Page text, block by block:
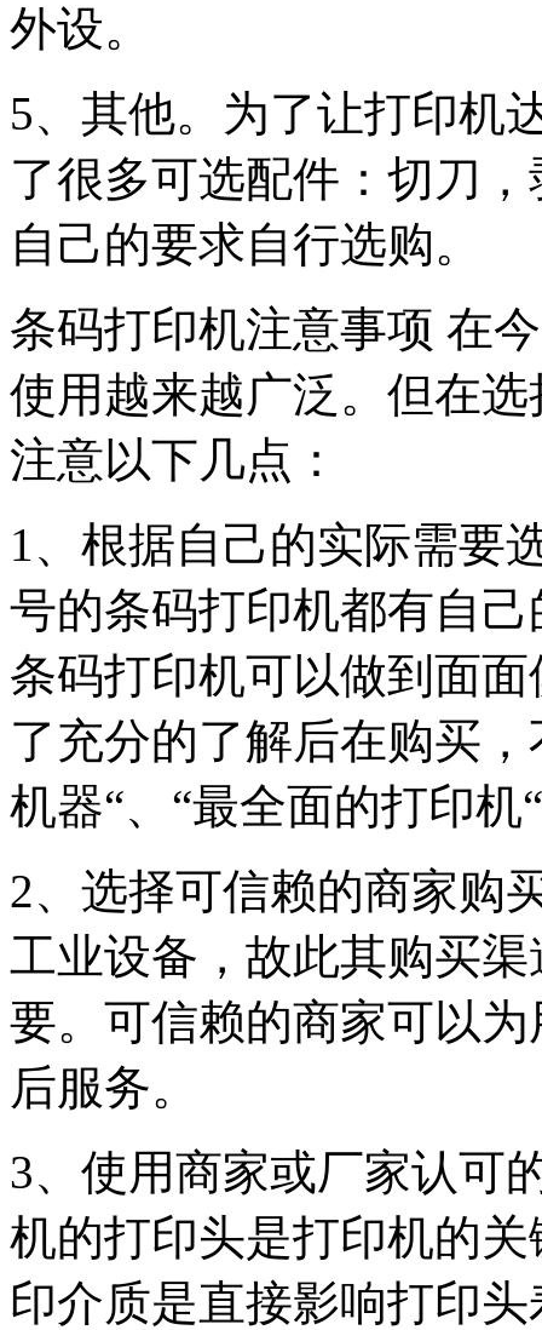
外设。
5、其他。为了让打印机
了很多可选配件：切刀
自己的要求自行选购。
条码打印机注意事项 在
使用越来越广泛。但在
注意以下几点：
1、根据自己的实际需要
号的条码打印机都有自
条码打印机可以做到面
了充分的了解后在购买
机器“、“最全面的打印
2、选择可信赖的商家购
工业设备，故此其购买
要。可信赖的商家可以
后服务。
3、使用商家或厂家认可
机的打印头是打印机的
印介质是直接影响打印